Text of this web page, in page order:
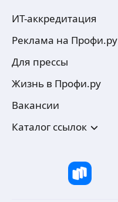
ИТ-аккредитация
Реклама на Профи.ру
Для прессы
Жизнь в Профи.ру
Вакансии
Каталог ссылок